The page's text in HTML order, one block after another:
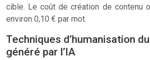
cible. Le coût de création de contenu
environ 0,10 € par mot.
Techniques d’humanisation
généré par l’IA